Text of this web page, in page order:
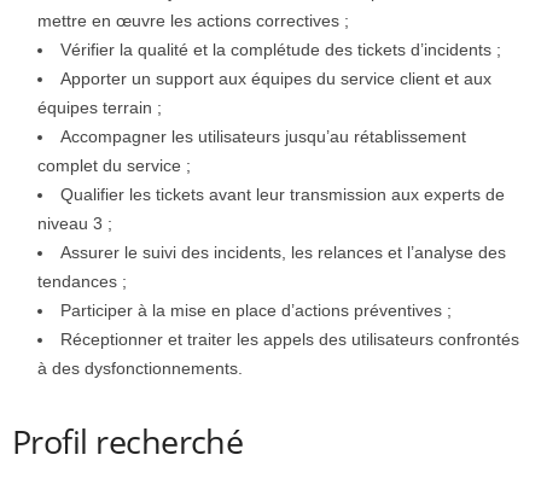
mettre en œuvre les actions correctives ;
Vérifier la qualité et la complétude des tickets d’incidents ;
Apporter un support aux équipes du service client et aux
équipes terrain ;
Accompagner les utilisateurs jusqu’au rétablissement
complet du service ;
Qualifier les tickets avant leur transmission aux experts de
niveau 3 ;
Assurer le suivi des incidents, les relances et l’analyse des
tendances ;
Participer à la mise en place d’actions préventives ;
Réceptionner et traiter les appels des utilisateurs confrontés
à des dysfonctionnements.
Profil recherché